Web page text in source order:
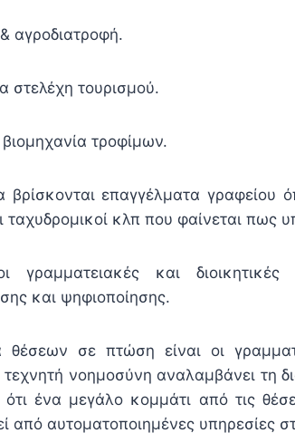
αγροδιατροφή.
στελέχη τουρισμού.
βιομηχανία τροφίμων.
βρίσκονται επαγγέλματα γραφείου
ταχυδρομικοί κλπ που φαίνεται πως
γραμματειακές και
και ψηφιοποίησης.
θέσεων σε πτώση είναι οι
νοημοσύνη αναλαμβάνει τη
ότι ένα μεγάλο κομμάτι από τις
από αυτοματοποιημένες υπηρεσίες